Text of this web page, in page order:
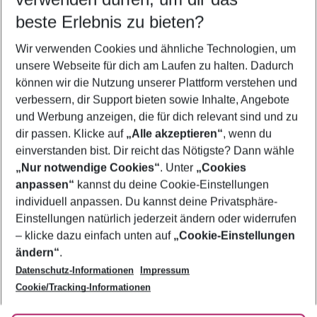
5-8 Nächte
2 Erwachsene Keine Kinder
Mehr Filter anzeigen
Footer
Footer navigation
Über uns
AGB
Bestpreisgarantie
Cookie-Einstellungen ändern
Cookie-Richtlinie
Agenturbetreuung
Barrierefreies Reisen
Folge uns
beste Erlebnis zu bieten?
Wir verwenden Cookies und ähnliche Technologien, um
unsere Webseite für dich am Laufen zu halten. Dadurch
können wir die Nutzung unserer Plattform verstehen und
verbessern, dir Support bieten sowie Inhalte, Angebote
und Werbung anzeigen, die für dich relevant sind und zu
dir passen. Klicke auf „Alle akzeptieren“, wenn du
einverstanden bist. Dir reicht das Nötigste? Dann wähle
„Nur notwendige Cookies“. Unter „Cookies
anpassen“ kannst du deine Cookie-Einstellungen
individuell anpassen. Du kannst deine Privatsphäre-
Einstellungen natürlich jederzeit ändern oder widerrufen
– klicke dazu einfach unten auf „Cookie-Einstellungen
ändern“.
Datenschutz-Informationen
Impressum
Cookie/Tracking-Informationen